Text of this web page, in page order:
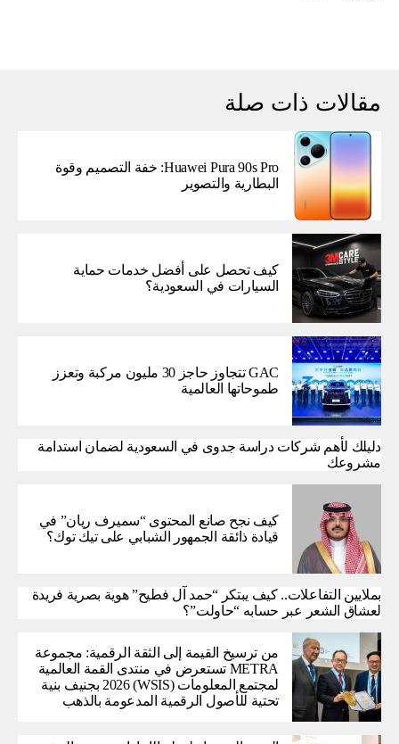
مقالات ذات صلة
Huawei Pura 90s Pro: خفة التصميم وقوة
البطارية والتصوير
كيف تحصل على أفضل خدمات حماية
السيارات في السعودية؟
GAC تتجاوز حاجز 30 مليون مركبة وتعزز
طموحاتها العالمية
دليلك لأهم شركات دراسة جدوى في السعودية لضمان استدامة
مشروعك
كيف نجح صانع المحتوى “سميرف ريان” في
قيادة ذائقة الجمهور الشبابي على تيك توك؟
بملايين التفاعلات.. كيف يبتكر “حمد آل فطيح” هوية بصرية فريدة
لعشاق الشعر عبر حسابه “حاولت”؟
من ترسيخ القيمة إلى الثقة الرقمية: مجموعة
METRA تستعرض في منتدى القمة العالمية
لمجتمع المعلومات (WSIS) 2026 بجنيف بنية
تحتية للأصول الرقمية المدعومة بالذهب